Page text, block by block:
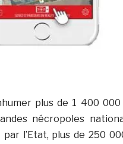
plus de 1 400
nécropoles
l’Etat, plus de 250